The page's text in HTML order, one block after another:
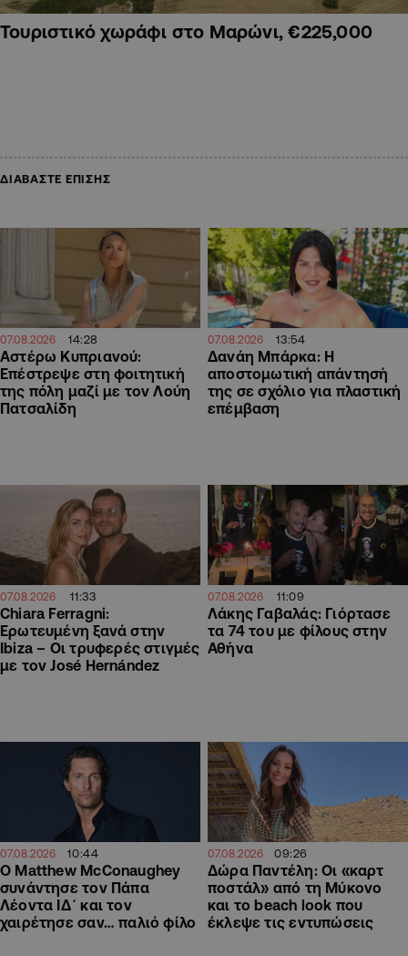
Τουριστικό χωράφι στο Μαρώνι, €225,000
ΔΙΑΒΑΣΤΕ ΕΠΙΣΗΣ
07.08.2026 14:28
Αστέρω Κυπριανού:
Επέστρεψε στη φοιτητική
της πόλη μαζί με τον Λούη
Πατσαλίδη
07.08.2026 13:54
Δανάη Μπάρκα: Η
αποστομωτική απάντησή
της σε σχόλιο για πλαστική
επέμβαση
07.08.2026 11:33
Chiara Ferragni:
Ερωτευμένη ξανά στην
Ibiza – Οι τρυφερές στιγμές
με τον José Hernández
07.08.2026 11:09
Λάκης Γαβαλάς: Γιόρτασε
τα 74 του με φίλους στην
Αθήνα
07.08.2026 10:44
Ο Matthew McConaughey
συνάντησε τον Πάπα
Λέοντα ΙΔ΄ και τον
χαιρέτησε σαν… παλιό φίλο
07.08.2026 09:26
Δώρα Παντέλη: Οι «καρτ
ποστάλ» από τη Μύκονο
και το beach look που
έκλεψε τις εντυπώσεις